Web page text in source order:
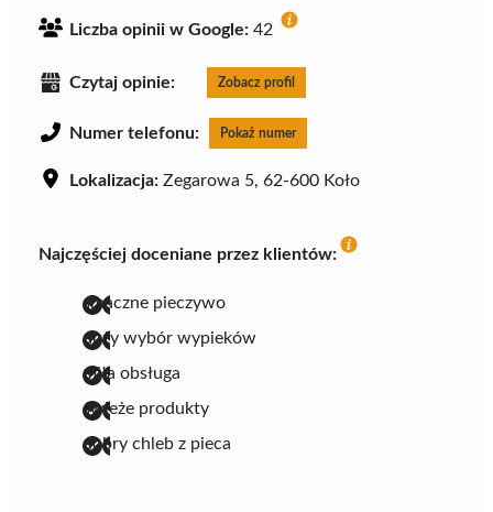
Liczba opinii w Google: 42
Czytaj opinie: Zobacz profil
Numer telefonu: Pokaż numer
Lokalizacja: Zegarowa 5, 62-600 Koło
Najczęściej doceniane przez klientów:
smaczne pieczywo
duży wybór wypieków
miła obsługa
świeże produkty
dobry chleb z pieca